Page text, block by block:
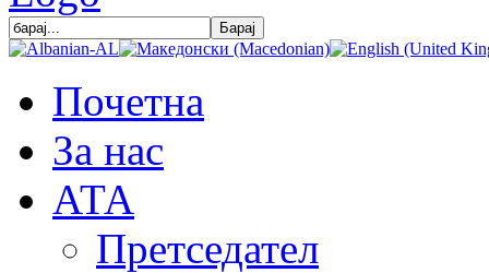
Почетна
За нас
АТА
Претседател